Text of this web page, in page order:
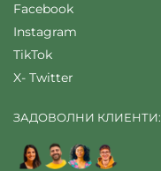
Facebook
Instagram
TikTok
X- Twitter
ЗАДОВОЛНИ КЛИЕНТИ: